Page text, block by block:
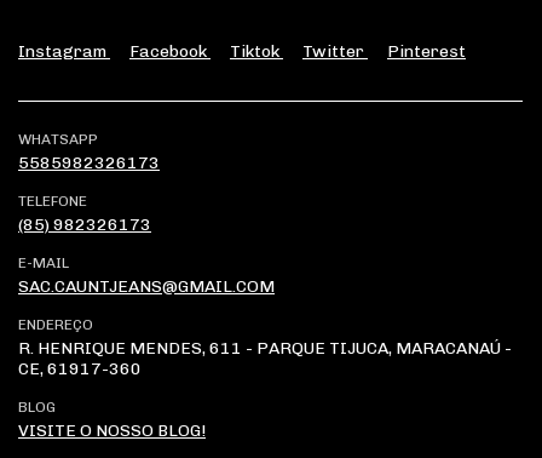
Instagram Facebook Tiktok Twitter Pinterest
WHATSAPP
5585982326173
TELEFONE
(85) 982326173
E-MAIL
SAC.CAUNTJEANS@GMAIL.COM
ENDEREÇO
R. HENRIQUE MENDES, 611 - PARQUE TIJUCA, MARACANAÚ -
CE, 61917-360
BLOG
VISITE O NOSSO BLOG!